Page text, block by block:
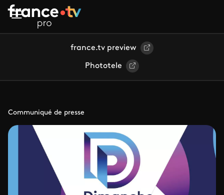
Aller au contenu principal
france.tv preview
Phototele
Communiqué de presse